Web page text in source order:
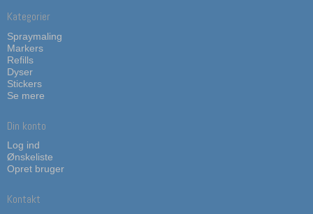
Kategorier
Spraymaling
Markers
Refills
Dyser
Stickers
Se mere
Din konto
Log ind
Ønskeliste
Opret bruger
Kontakt